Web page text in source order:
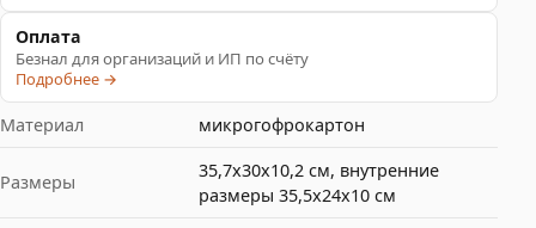
Оплата
Безнал для организаций и ИП по счёту
Подробнее →
Материал микрогофрокартон
Размеры
35,7х30х10,2 см, внутренние
размеры 35,5х24х10 см